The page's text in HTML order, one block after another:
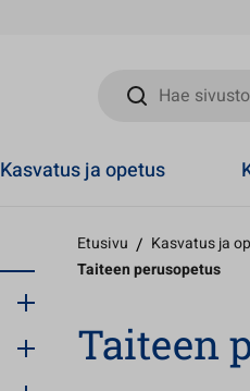
Hae sivustolta
Kasvatus ja opetus
Etusivu / Kasvatus ja
Taiteen perusopetus
Taiteen